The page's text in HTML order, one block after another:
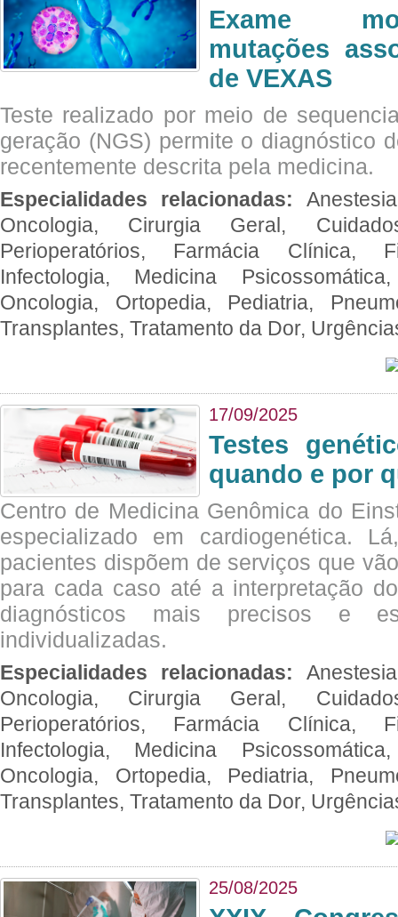
Exame
mutações
de VEXAS
Teste realizado por meio de
geração (NGS) permite o diagnóstico
recentemente descrita pela medicina.
Especialidades relacionadas:
Oncologia, Cirurgia Geral,
Perioperatórios, Farmácia Clínica,
Infectologia, Medicina
Oncologia, Ortopedia, Pediatria,
Transplantes, Tratamento da Dor,
17/09/2025
Testes
quando e por
Centro de Medicina Genômica do
especializado em cardiogenética.
pacientes dispõem de serviços que
para cada caso até a interpretação
diagnósticos mais precisos e
individualizadas.
Especialidades relacionadas:
Oncologia, Cirurgia Geral,
Perioperatórios, Farmácia Clínica,
Infectologia, Medicina
Oncologia, Ortopedia, Pediatria,
Transplantes, Tratamento da Dor,
25/08/2025